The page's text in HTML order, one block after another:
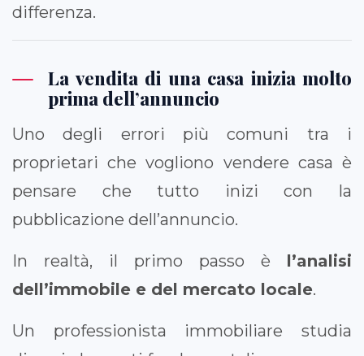
differenza.
La vendita di una casa inizia molto
prima dell’annuncio
Uno degli errori più comuni tra i
proprietari che vogliono vendere casa è
pensare che tutto inizi con la
pubblicazione dell’annuncio.
In realtà, il primo passo è l’analisi
dell’immobile e del mercato locale.
Un professionista immobiliare studia